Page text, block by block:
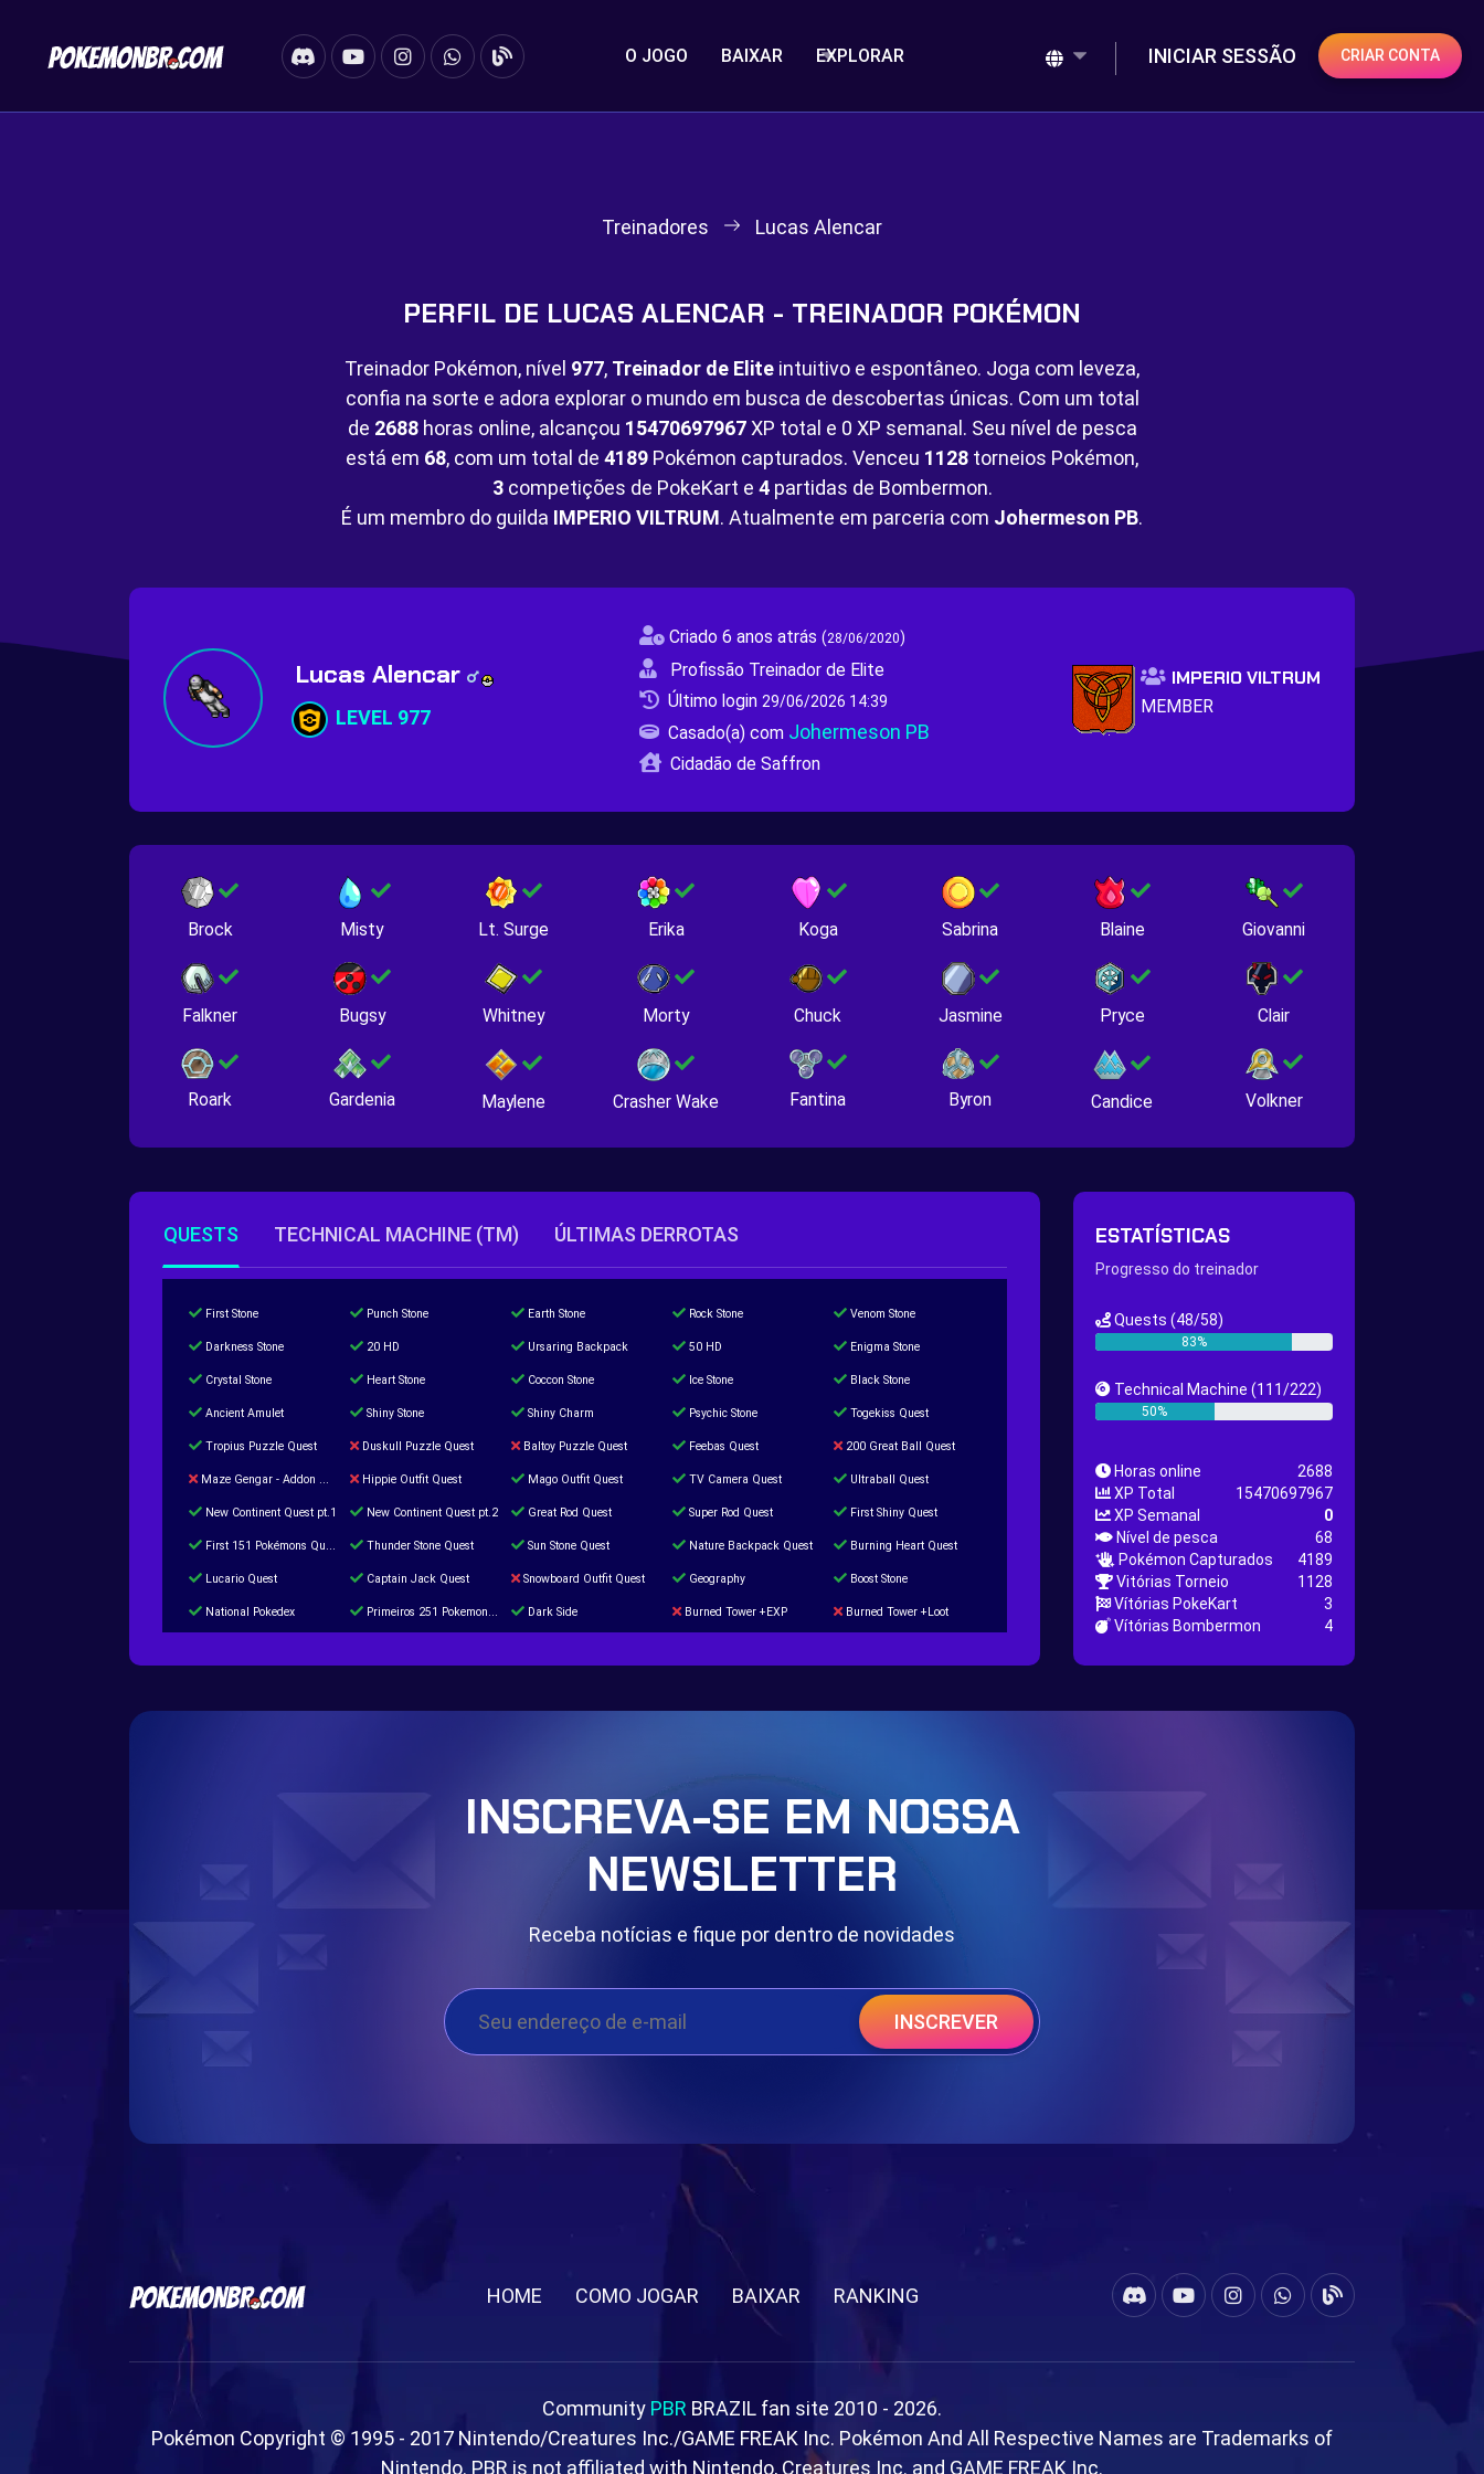
O JOGO BAIXAR EXPLORAR INICIAR SESSÃO CRIAR CONTA
Treinadores Lucas Alencar
PERFIL DE LUCAS ALENCAR - TREINADOR POKÉMON
Treinador Pokémon, nível 977, Treinador de Elite intuitivo e espontâneo. Joga com leveza,
confia na sorte e adora explorar o mundo em busca de descobertas únicas. Com um total
de 2688horas online, alcançou 15470697967XP total e 0 XP semanal. Seu nível de pesca
está em 68, com um total de 4189 Pokémon capturados. Venceu 1128 torneios Pokémon,
3competições de PokeKart e 4partidas de Bombermon.
É um membro do guilda IMPERIO VILTRUM. Atualmente em parceria com Johermeson PB.
Lucas Alencar
LEVEL 977
Criado 6 anos atrás (28/06/2020)
Profissão Treinador de Elite
Último login 29/06/2026 14:39
Casado(a) com Johermeson PB
Cidadão de Saffron
IMPERIO VILTRUM
MEMBER
Brock Misty Lt. Surge Erika Koga Sabrina Blaine Giovanni
Falkner Bugsy Whitney Morty Chuck Jasmine Pryce Clair
Roark Gardenia Maylene Crasher Wake Fantina Byron Candice Volkner
QUESTS TECHNICAL MACHINE (TM) ÚLTIMAS DERROTAS
First Stone Punch Stone Earth Stone Rock Stone Venom Stone
Darkness Stone 20 HD Ursaring Backpack 50 HD Enigma Stone
Crystal Stone Heart Stone Coccon Stone Ice Stone Black Stone
Ancient Amulet Shiny Stone Shiny Charm Psychic Stone Togekiss Quest
Tropius Puzzle Quest Duskull Puzzle Quest Baltoy Puzzle Quest Feebas Quest 200 Great Ball Quest
Maze Gengar - Addon Gengar Quest Hippie Outfit Quest Mago Outfit Quest TV Camera Quest Ultraball Quest
New Continent Quest pt.1 New Continent Quest pt.2 Great Rod Quest Super Rod Quest First Shiny Quest
First 151 Pokémons Quest Thunder Stone Quest Sun Stone Quest Nature Backpack Quest Burning Heart Quest
Lucario Quest Captain Jack Quest Snowboard Outfit Quest Geography Boost Stone
National Pokedex Primeiros 251 Pokemons na Pokedex Dark Side Burned Tower +EXP Burned Tower +Loot
ESTATÍSTICAS
Progresso do treinador
Quests (48/58)
83%
Technical Machine (111/222)
50%
Horas online
2688
XP Total
15470697967
XP Semanal
0
Nível de pesca
68
Pokémon Capturados
4189
Vitórias Torneio
1128
Vítórias PokeKart
3
Vítórias Bombermon
4
INSCREVA-SE EM NOSSA
NEWSLETTER
Receba notícias e fique por dentro de novidades
INSCREVER
HOME COMO JOGAR BAIXAR RANKING
Community PBR BRAZIL fan site 2010 - 2026.
Pokémon Copyright © 1995 - 2017 Nintendo/Creatures Inc./GAME FREAK Inc. Pokémon And All Respective Names are Trademarks of
Nintendo. PBR is not affiliated with Nintendo, Creatures Inc. and GAME FREAK Inc.